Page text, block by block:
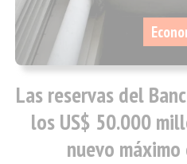
Las reservas del
los US$ 50.000
nuevo